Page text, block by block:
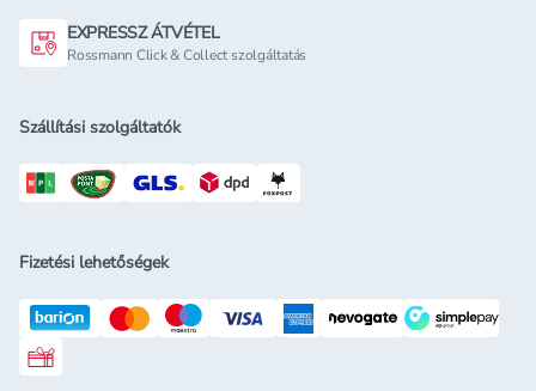
EXPRESSZ ÁTVÉTEL
Rossmann Click & Collect szolgáltatás
Szállítási szolgáltatók
Fizetési lehetőségek
Rossmann ajándékkártya